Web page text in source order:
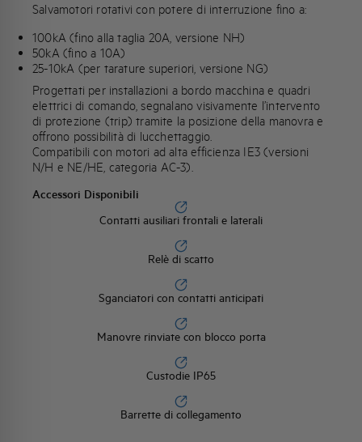
Salvamotori rotativi con potere di interruzione fino a:
100kA (fino alla taglia 20A, versione NH)
50kA (fino a 10A)
25-10kA (per tarature superiori, versione NG)
Progettati per installazioni a bordo macchina e quadri
elettrici di comando, segnalano visivamente l’intervento
di protezione (trip) tramite la posizione della manovra e
offrono possibilità di lucchettaggio.
Compatibili con motori ad alta efficienza IE3 (versioni
N/H e NE/HE, categoria AC-3).
Accessori Disponibili
Contatti ausiliari frontali e laterali
Relè di scatto
Sganciatori con contatti anticipati
Manovre rinviate con blocco porta
Custodie IP65
Barrette di collegamento